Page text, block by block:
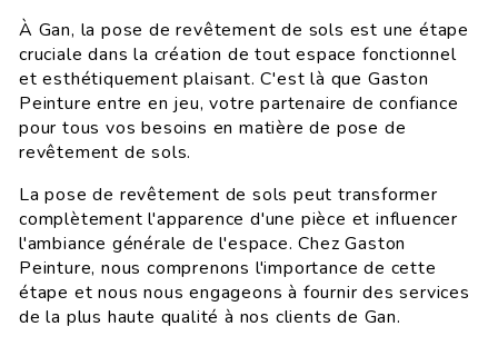
À Gan, la pose de revêtement de sols est une étape
cruciale dans la création de tout espace fonctionnel
et esthétiquement plaisant. C'est là que Gaston
Peinture entre en jeu, votre partenaire de confiance
pour tous vos besoins en matière de pose de
revêtement de sols.
La pose de revêtement de sols peut transformer
complètement l'apparence d'une pièce et influencer
l'ambiance générale de l'espace. Chez Gaston
Peinture, nous comprenons l'importance de cette
étape et nous nous engageons à fournir des services
de la plus haute qualité à nos clients de Gan.